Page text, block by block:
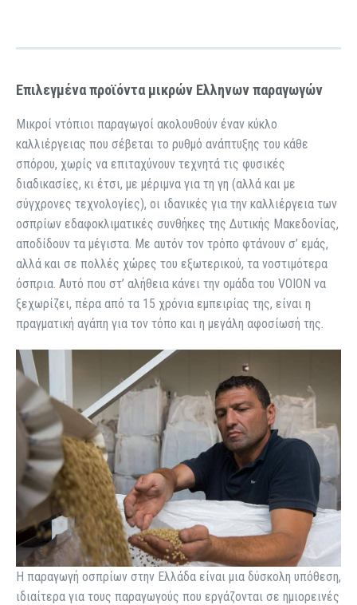
Επιλεγμένα προϊόντα μικρών Ελληνων παραγωγών
Μικροί ντόπιοι παραγωγοί ακολουθούν έναν κύκλο
καλλιέργειας που σέβεται το ρυθμό ανάπτυξης του κάθε
σπόρου, χωρίς να επιταχύνουν τεχνητά τις φυσικές
διαδικασίες, κι έτσι, με μέριμνα για τη γη (αλλά και με
σύγχρονες τεχνολογίες), οι ιδανικές για την καλλιέργεια των
οσπρίων εδαφοκλιματικές συνθήκες της Δυτικής Μακεδονίας,
αποδίδουν τα μέγιστα. Με αυτόν τον τρόπο φτάνουν σ’ εμάς,
αλλά και σε πολλές χώρες του εξωτερικού, τα νοστιμότερα
όσπρια. Αυτό που στ’ αλήθεια κάνει την ομάδα του VOION να
ξεχωρίζει, πέρα από τα 15 χρόνια εμπειρίας της, είναι η
πραγματική αγάπη για τον τόπο και η μεγάλη αφοσίωσή της.
Η παραγωγή οσπρίων στην Ελλάδα είναι μια δύσκολη υπόθεση,
ιδιαίτερα για τους παραγωγούς που εργάζονται σε ημιορεινές